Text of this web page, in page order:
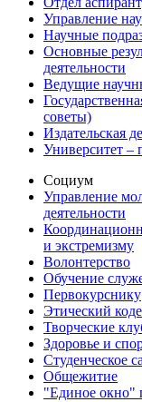
Управление
Научные
Основные
деятельности
Ведущие
советы)
Издательская
Университет –
Социум
Управление
деятельности
и экстремизму
Волонтерство
Обучение
Первокурснику
Этический
Творческие
Здоровье и
Студенческое
Общежитие
"Единое окно"